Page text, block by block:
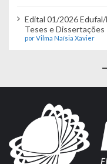
Edital 01/2026 Edufal/
Teses e Dissertações
por Vilma Naísia Xavier